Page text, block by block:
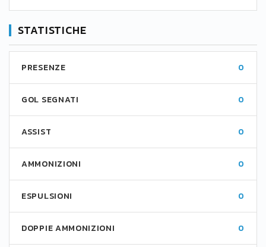
STATISTICHE
PRESENZE 0
GOL SEGNATI 0
ASSIST 0
AMMONIZIONI 0
ESPULSIONI 0
DOPPIE AMMONIZIONI 0